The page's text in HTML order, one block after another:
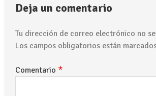
Deja un comentario
Tu dirección de correo electrónico no
Los campos obligatorios están
Comentario *